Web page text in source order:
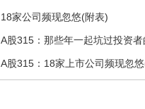
18家公司频现忽悠(附表)
A股315：那些年一起坑过投资
A股315：18家上市公司频现忽